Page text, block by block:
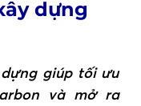
dựng
giúp tối ưu
và mở ra